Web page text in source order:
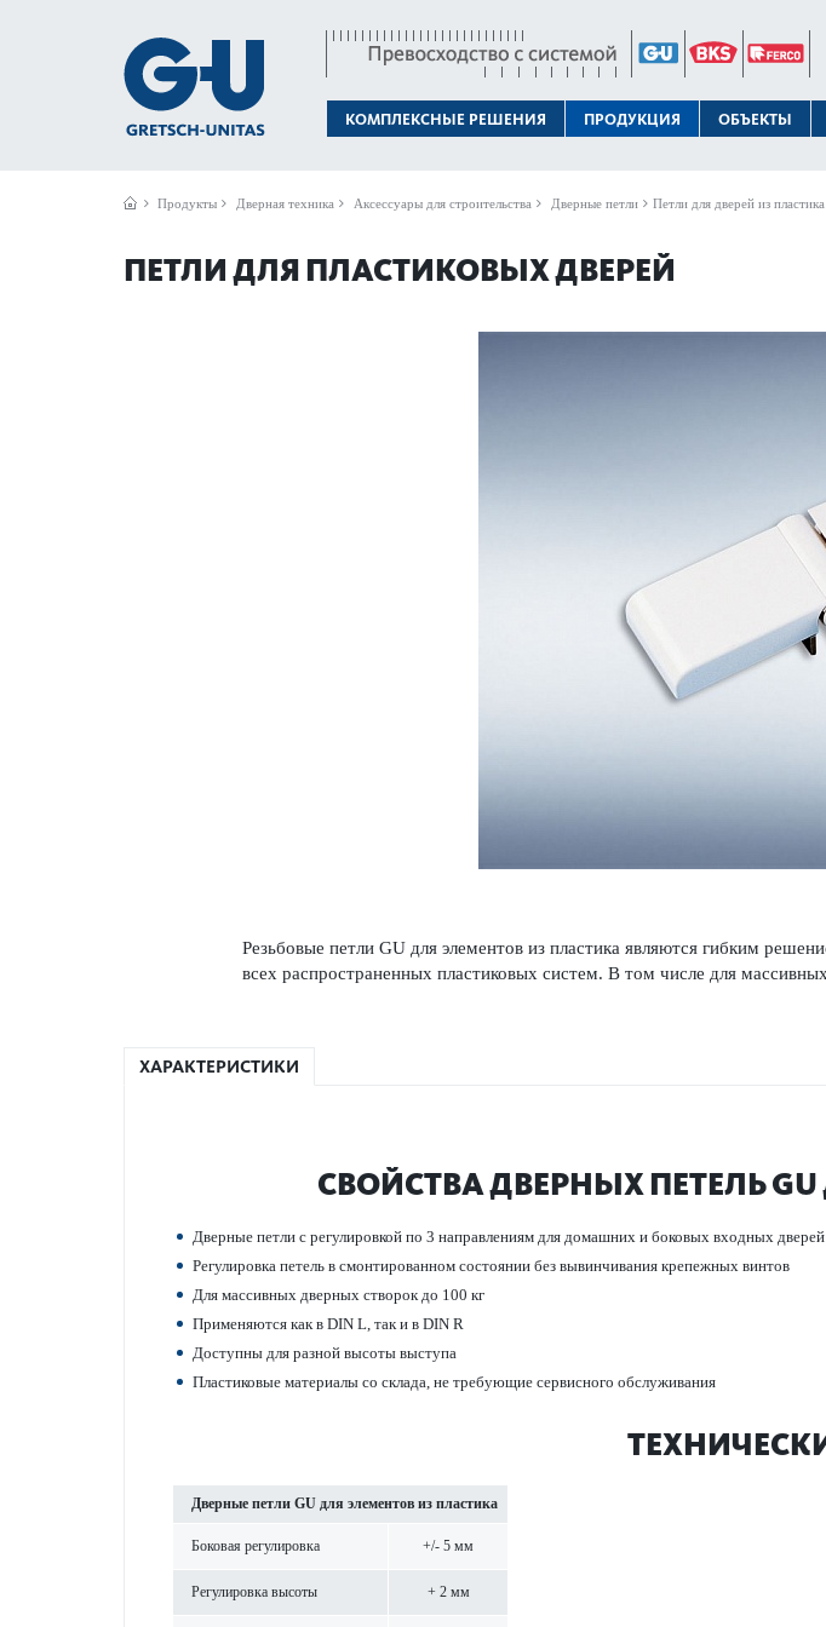
КОМПЛЕКСНЫЕ РЕШЕНИЯ ПРОДУКЦИЯ ОБЪЕКТЫ
Продукты Дверная техника Аксессуары для строительства Дверные петли Петли для дверей из пластика
ПЕТЛИ ДЛЯ ПЛАСТИКОВЫХ ДВЕРЕЙ
Резьбовые петли GU для элементов из пла­стика являются гибким
всех распрос­траненных пла­сти­к­овых систем. В том числе для
ХАРАКТЕРИСТИКИ
СВОЙСТВА ДВЕРНЫХ ПЕТЕЛЬ
Дверные петли с регулировкой по 3 направ­лениям для дом­ашних и боковых входных дверей
Регулировка петель в смонтированном сос­тоянии без вывинчивания крепежных винтов
Для масс­ивных дверных створок до 100 кг
Применяются как в DIN L, так и в DIN R
Дос­тупны для разной высоты выступа
Пла­сти­к­овые матер­иалы со склада, не требующие серв­исного обслуживания
Дверные петли GU для элементов из пла­стика
Боковая регулировка +/- 5 мм
Регулировка высоты + 2 мм